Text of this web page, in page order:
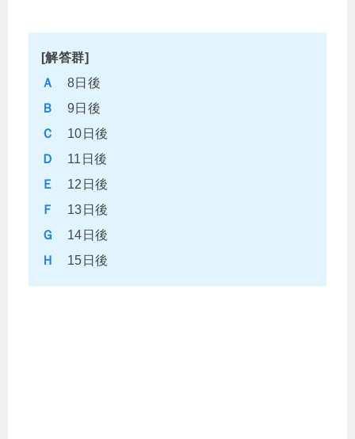
[解答群]
Ａ
8日後
Ｂ
9日後
Ｃ
10日後
Ｄ
11日後
Ｅ
12日後
Ｆ
13日後
Ｇ
14日後
Ｈ
15日後